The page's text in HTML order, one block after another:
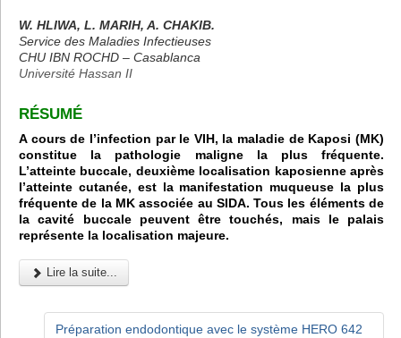
W. HLIWA, L. MARIH, A. CHAKIB.
Service des Maladies Infectieuses
CHU IBN ROCHD – Casablanca
Université Hassan II
RÉSUMÉ
A cours de l’infection par le VIH, la maladie de Kaposi (MK)
constitue la pathologie maligne la plus fréquente.
L’atteinte buccale, deuxième localisation kaposienne après
l’atteinte cutanée, est la manifestation muqueuse la plus
fréquente de la MK associée au SIDA. Tous les éléments de
la cavité buccale peuvent être touchés, mais le palais
représente la localisation majeure.
Lire la suite...
Préparation endodontique avec le système HERO 642